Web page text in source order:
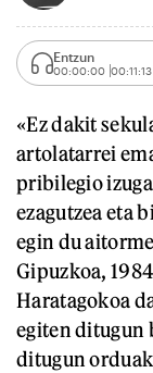
Entzun
00:00:00 00:11:13
«Ez dakit
artolatarrei
pribilegio
ezagutzea eta
egin du
Gipuzkoa,
Haratagokoa
egiten ditugun
ditugun